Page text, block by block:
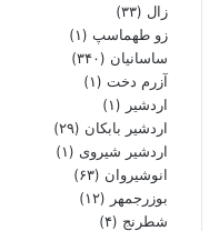
زال (۳۳)
زو طهماسپ‏ (۱)
ساسانیان (۳۴۰)
آزرم دخت (۱)
اردشیر (۱)
اردشیر بابکان (۲۹)
اردشیر شیروی (۱)
انوشیروان (۶۳)
بوزرجمهر (۱۲)
شطرنج (۴)